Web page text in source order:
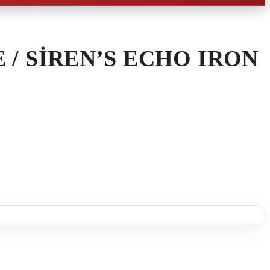
SIREN’S ECHO IRON